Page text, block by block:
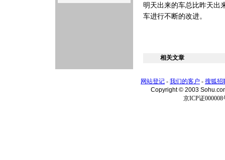
明天出来的车总比昨天出
车进行不断的改进。
相关文章
网站登记 - 我们的客户 - 搜狐招
Copyright © 2003
京ICP证